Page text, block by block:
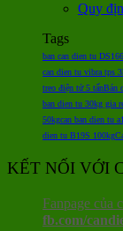
Quy
Tags
ban can dien tu
can dien tu vibra tps
treo điện tử 5 tấnBán
ban dien tu 30kg gia
50kgcan ban dien tu
dien tu B19S 100kg
KẾT NỐI VỚI
Fanpage của
fb.com/